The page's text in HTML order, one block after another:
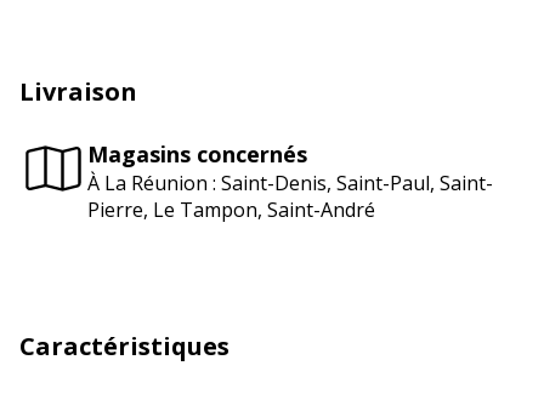
Livraison
Magasins concernés
À La Réunion : Saint-Denis, Saint-Paul, Saint-
Pierre, Le Tampon, Saint-André
Caractéristiques